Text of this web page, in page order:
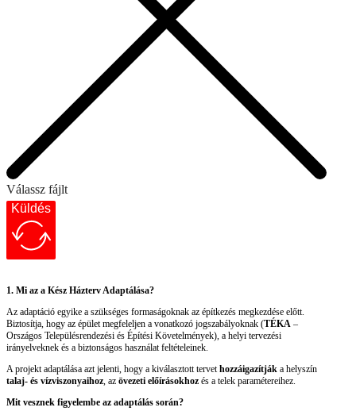
Válassz fájlt
Küldés
1. Mi az a Kész Házterv Adaptálása?
Az adaptáció egyike a szükséges formaságoknak az építkezés megkezdése előtt.
Biztosítja, hogy az épület megfeleljen a vonatkozó jogszabályoknak (TÉKA –
Országos Településrendezési és Építési Követelmények), a helyi tervezési
irányelveknek és a biztonságos használat feltételeinek.
A projekt adaptálása azt jelenti, hogy a kiválasztott tervethozzáigazítják a helyszín
talaj- és vízviszonyaihoz, az övezeti előírásokhoz és a telek paramétereihez.
Mit vesznek figyelembe az adaptálás során?